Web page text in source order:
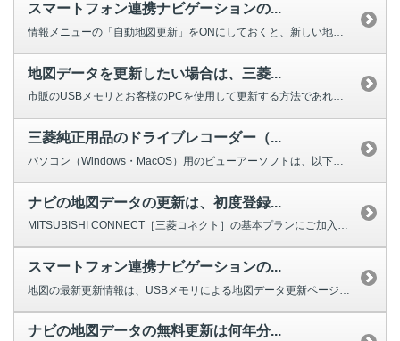
スマートフォン連携ナビゲーションの...
情報メニューの「自動地図更新」をONにしておくと、新しい地図データが配信さ...
地図データを更新したい場合は、三菱...
市販のUSBメモリとお客様のPCを使用して更新する方法であれば、MITSU...
三菱純正用品のドライブレコーダー（...
パソコン（Windows・MacOS）用のビューアーソフトは、以下のリンク...
ナビの地図データの更新は、初度登録...
MITSUBISHI CONNECT［三菱コネクト］の基本プランにご加入い...
スマートフォン連携ナビゲーションの...
ナビの地図データの無料更新は何年分...